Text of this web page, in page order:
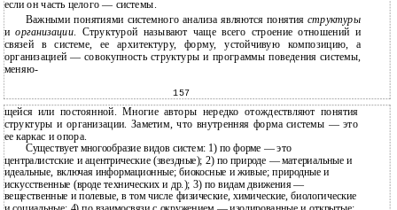
если он часть целого — системы.
Важными понятиями системного анализа являются понятияструктуры
иорганизации . Структурой называют чаще всего строение отношений и
связей в системе, ее архитектуру, форму, устойчивую композицию, а
организацией — совокупность структуры и программы поведения системы,
меняю-
157
щейся или постоянной. Многие авторы нередко отождествляют понятия
структуры и организации. Заметим, что внутренняя форма системы — это
ее каркас и опора.
Существует многообразие видов систем: 1) по форме — это
централистские и ацентрические (звездные); 2) по природе — материальные и
идеальные, включая информационные; биокосные и живые; природные и
искусственные (вроде технических и др.); 3) по видам движения —
вещественные и полевые, в том числе физические, химические, биологические